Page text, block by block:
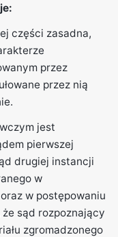
części zasadna,
przez
przez nią
jest
pierwszej
drugiej instancji
w
w postępowaniu
sąd rozpoznający
zgromadzonego